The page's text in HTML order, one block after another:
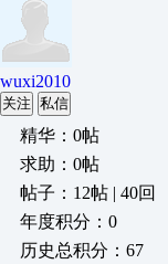
wuxi2010
关注 私信
精华：0帖
求助：0帖
帖子：12帖 | 40回
年度积分：0
历史总积分：67